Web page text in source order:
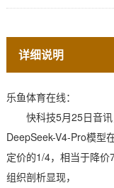
详细说明
乐鱼体育在线：
快科技5月25日音讯
DeepSeek-V4-Pro模型
定价的1/4，相当于降
组织剖析显现，